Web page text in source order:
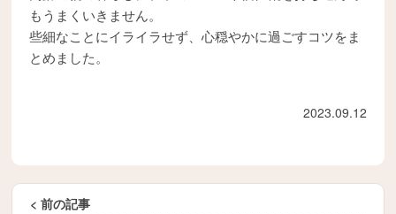
もうまくいきません。
些細なことにイライラせず、心穏やかに過ごすコツをま
とめました。
2023.09.12
< 前の記事